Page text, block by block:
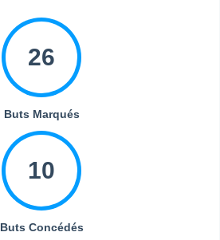
26
Buts Marqués
10
Buts Concédés